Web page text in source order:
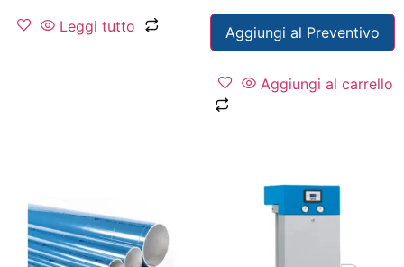
Leggi tutto Aggiungi al Preventivo
Aggiungi al carrello